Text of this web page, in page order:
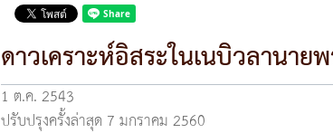
ดาวเคราะห์อิสระในเนบิวลานาย
1 ต.ค. 2543
ปรับปรุงครั้งล่าสุด 7 มกราคม 2560